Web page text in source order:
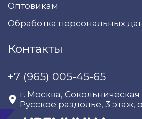
Оптовикам
Обработка персональных
Контакты
+7 (965) 005-45-65
г. Москва,
Русское раздолье, 3 этаж,